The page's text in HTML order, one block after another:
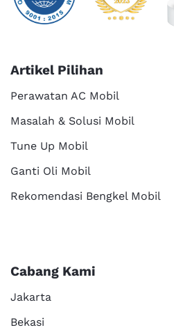
Artikel Pilihan
Perawatan AC Mobil
Masalah & Solusi Mobil
Tune Up Mobil
Ganti Oli Mobil
Rekomendasi Bengkel Mobil
Cabang Kami
Jakarta
Bekasi